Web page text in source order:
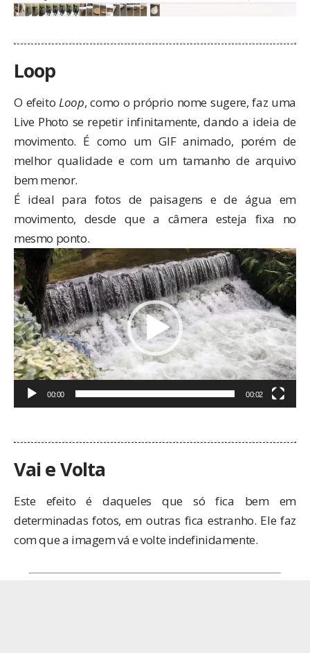
Loop
O efeitoLoop, como o próprio nome sugere, faz uma
Live Photo se repetir infinitamente, dando a ideia de
movimento. É como um GIF animado, porém de
melhor qualidade e com um tamanho de arquivo
bem menor.
É ideal para fotos de paisagens e de água em
movimento, desde que a câmera esteja fixa no
mesmo ponto.
Tocador
de
vídeo
00:00 00:02
Vai e Volta
Este efeito é daqueles que só fica bem em
determinadas fotos, em outras fica estranho. Ele faz
com que a imagem vá e volte indefinidamente.